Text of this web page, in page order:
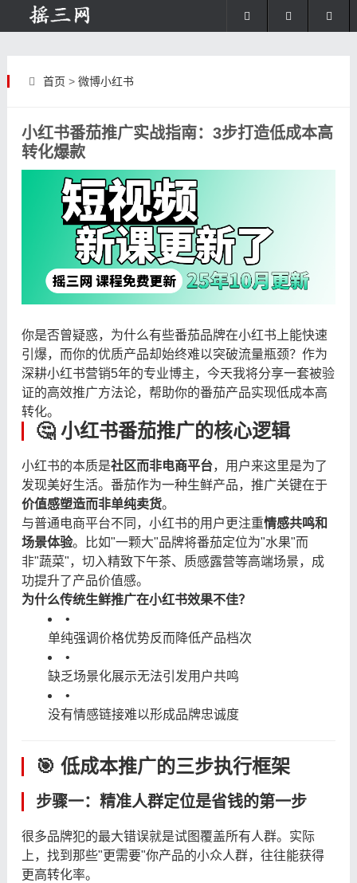
首页 > 微博小红书
小红书番茄推广实战指南：3步打造低成本高
转化爆款
你是否曾疑惑，为什么有些番茄品牌在小红书上能快速
引爆，而你的优质产品却始终难以突破流量瓶颈？作为
深耕小红书营销5年的专业博主，今天我将分享一套被验
证的高效推广方法论，帮助你的番茄产品实现低成本高
转化。
🤔 小红书番茄推广的核心逻辑
小红书的本质是社区而非电商平台，用户来这里是为了
发现美好生活。番茄作为一种生鲜产品，推广关键在于
价值感塑造而非单纯卖货。
与普通电商平台不同，小红书的用户更注重情感共鸣和
场景体验。比如"一颗大"品牌将番茄定位为"水果"而
非"蔬菜"，切入精致下午茶、质感露营等高端场景，成
功提升了产品价值感。
为什么传统生鲜推广在小红书效果不佳？
•
单纯强调价格优势反而降低产品档次
•
缺乏场景化展示无法引发用户共鸣
•
没有情感链接难以形成品牌忠诚度
🎯 低成本推广的三步执行框架
步骤一：精准人群定位是省钱的第一步
很多品牌犯的最大错误就是试图覆盖所有人群。实际
上，找到那些"更需要"你产品的小众人群，往往能获得
更高转化率。